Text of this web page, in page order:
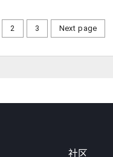
2 3 Next page
社区